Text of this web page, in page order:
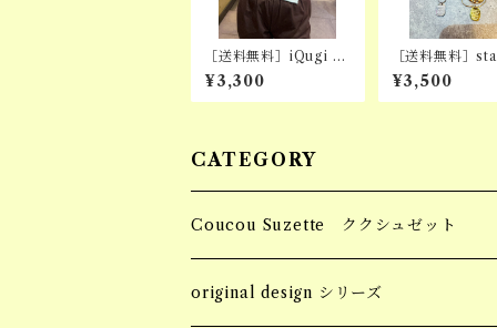
［送料無料］iQugi 紅
: 星CHARM CHOKE
R
¥3,300
［送料無料］
word necklace
¥3,500
CATEGORY
Coucou Suzette ククシュゼット
Hair Clip ヘアクリップ
original design シリーズ